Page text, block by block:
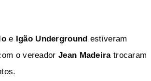
e Igão Underground estiveram
o vereador Jean Madeiratrocaram